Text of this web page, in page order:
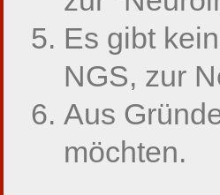
Es gibt
NGS, zur
Aus
möchten.